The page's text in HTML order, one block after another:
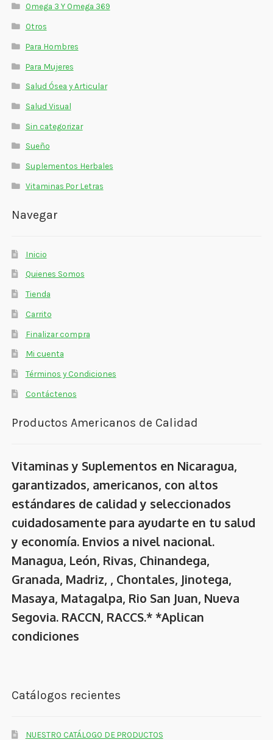
Omega 3 Y Omega 369
Otros
Para Hombres
Para Mujeres
Salud Ósea y Articular
Salud Visual
Sin categorizar
Sueño
Suplementos Herbales
Vitaminas Por Letras
Navegar
Inicio
Quienes Somos
Tienda
Carrito
Finalizar compra
Mi cuenta
Términos y Condiciones
Contáctenos
Productos Americanos de Calidad
Vitaminas y Suplementos en Nicaragua,
garantizados, americanos, con altos
estándares de calidad y seleccionados
cuidadosamente para ayudarte en tu salud
y economía. Envios a nivel nacional.
Managua, León, Rivas, Chinandega,
Granada, Madriz, , Chontales, Jinotega,
Masaya, Matagalpa, Rio San Juan, Nueva
Segovia. RACCN, RACCS.* *Aplican
condiciones
Catálogos recientes
NUESTRO CATÁLOGO DE PRODUCTOS